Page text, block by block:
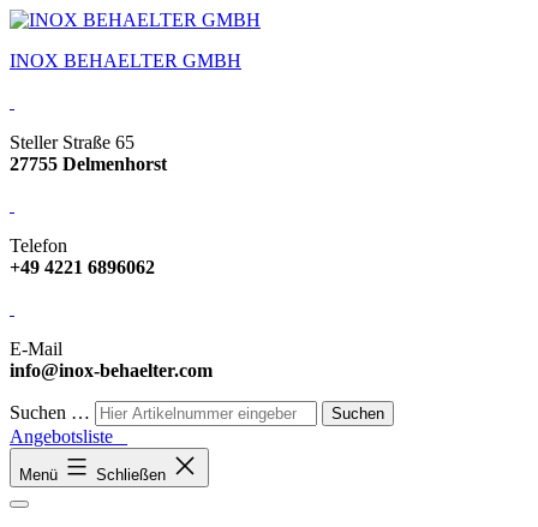
INOX BEHAELTER GMBH
Steller Straße 65
27755 Delmenhorst
Telefon
+49 4221 6896062
E-Mail
info@inox-behaelter.com
Suchen …
Angebotsliste
Menü Schließen